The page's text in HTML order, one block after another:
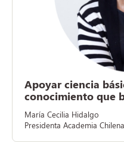
Apoyar ciencia
conocimiento que
María Cecilia Hidalgo
Presidenta Academia